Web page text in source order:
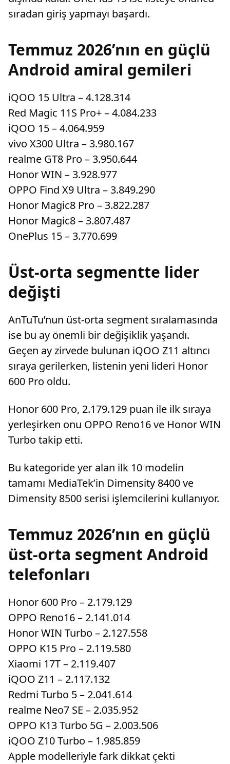
sıradan giriş yapmayı başardı.
Temmuz 2026’nın en güçlü
Android amiral gemileri
iQOO 15 Ultra – 4.128.314
Red Magic 11S Pro+ – 4.084.233
iQOO 15 – 4.064.959
vivo X300 Ultra – 3.980.167
realme GT8 Pro – 3.950.644
Honor WIN – 3.928.977
OPPO Find X9 Ultra – 3.849.290
Honor Magic8 Pro – 3.822.287
Honor Magic8 – 3.807.487
OnePlus 15 – 3.770.699
Üst-orta segmentte lider
değişti
AnTuTu’nun üst-orta segment sıralamasında
ise bu ay önemli bir değişiklik yaşandı.
Geçen ay zirvede bulunan iQOO Z11 altıncı
sıraya gerilerken, listenin yeni lideri Honor
600 Pro oldu.
Honor 600 Pro, 2.179.129 puan ile ilk sıraya
yerleşirken onu OPPO Reno16 ve Honor WIN
Turbo takip etti.
Bu kategoride yer alan ilk 10 modelin
tamamı MediaTek’in Dimensity 8400 ve
Dimensity 8500 serisi işlemcilerini kullanıyor.
Temmuz 2026’nın en güçlü
üst-orta segment Android
telefonları
Honor 600 Pro – 2.179.129
OPPO Reno16 – 2.141.014
Honor WIN Turbo – 2.127.558
OPPO K15 Pro – 2.119.580
Xiaomi 17T – 2.119.407
iQOO Z11 – 2.117.132
Redmi Turbo 5 – 2.041.614
realme Neo7 SE – 2.035.952
OPPO K13 Turbo 5G – 2.003.506
iQOO Z10 Turbo – 1.985.859
Apple modelleriyle fark dikkat çekti